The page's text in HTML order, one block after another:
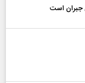
جبران است